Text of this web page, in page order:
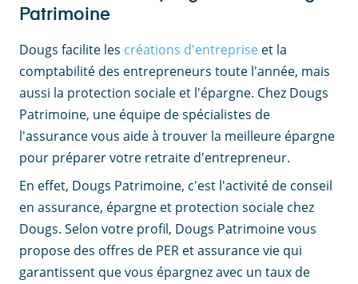
Patrimoine
Dougs facilite les créations d'entreprise et la
comptabilité des entrepreneurs toute l'année, mais
aussi la protection sociale et l'épargne. Chez Dougs
Patrimoine, une équipe de spécialistes de
l'assurance vous aide à trouver la meilleure épargne
pour préparer votre retraite d'entrepreneur.
En effet, Dougs Patrimoine, c'est l'activité de conseil
en assurance, épargne et protection sociale chez
Dougs. Selon votre profil, Dougs Patrimoine vous
propose des offres de PER et assurance vie qui
garantissent que vous épargnez avec un taux de